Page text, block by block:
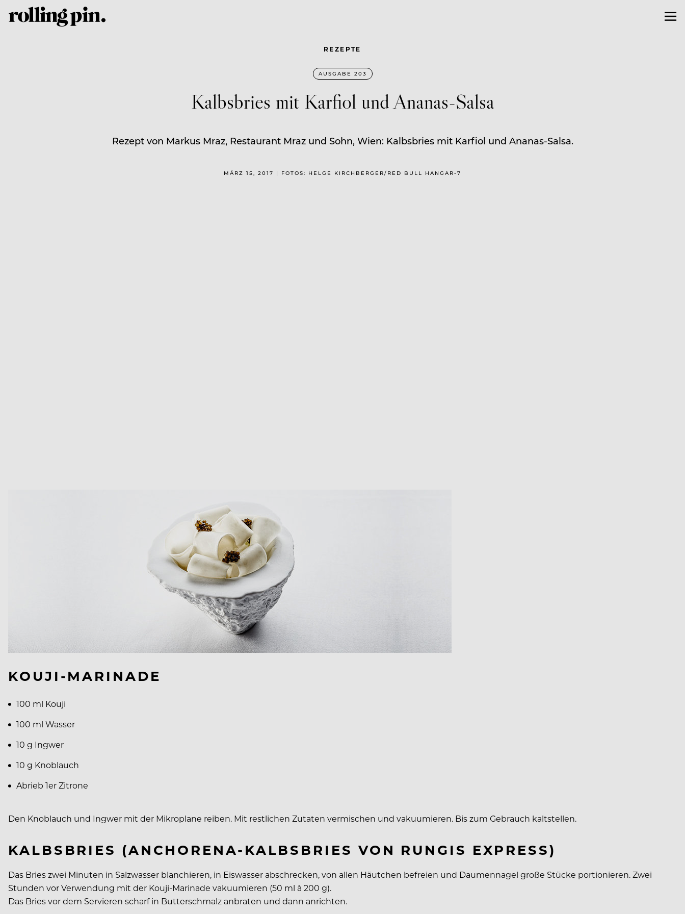
REZEPTE
AUSGABE 203
Kalbsbries mit Karfiol und Ananas-Salsa
Rezept von Markus Mraz, Restaurant Mraz und Sohn, Wien: Kalbsbries mit Karfiol und Ananas-Salsa.
MÄRZ 15, 2017 | FOTOS: HELGE KIRCHBERGER/RED BULL HANGAR-7
KOUJI-MARINADE
100 ml Kouji
100 ml Wasser
10 g Ingwer
10 g Knoblauch
Abrieb 1er Zitrone
Den Knoblauch und Ingwer mit der Mikroplane reiben. Mit restlichen Zutaten vermischen und vakuumieren. Bis zum Gebrauch kaltstellen.
KALBSBRIES (ANCHORENA-KALBSBRIES VON RUNGIS EXPRESS)
Das Bries zwei Minuten in Salzwasser blanchieren, in Eiswasser abschrecken, von allen Häutchen befreien und Daumennagel große Stücke portionieren. Zwei
Stunden vor Verwendung mit der Kouji-Marinade vakuumieren (50 ml à 200 g).
Das Bries vor dem Servieren scharf in Butterschmalz anbraten und dann anrichten.